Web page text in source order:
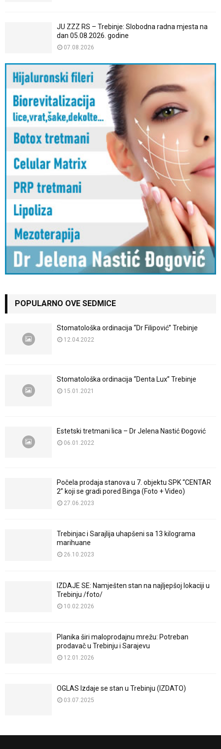
JU ZZZ RS – Trebinje: Slobodna radna mjesta na
dan 05.08.2026. godine
07.08.2026
POPULARNO OVE SEDMICE
Stomatološka ordinacija “Dr Filipović” Trebinje
12.04.2022
Stomatološka ordinacija “Denta Lux” Trebinje
15.01.2021
Estetski tretmani lica – Dr Jelena Nastić Đogović
06.01.2022
Počela prodaja stanova u 7. objektu SPK “CENTAR
2” koji se gradi pored Binga (Foto + Video)
27.06.2023
Trebinjac i Sarajlija uhapšeni sa 13 kilograma
marihuane
26.10.2023
IZDAJE SE: Namješten stan na najljepšoj lokaciji u
Trebinju /foto/
10.02.2026
Planika širi maloprodajnu mrežu: Potreban
prodavač u Trebinju i Sarajevu
12.01.2026
OGLAS Izdaje se stan u Trebinju (IZDATO)
03.07.2025